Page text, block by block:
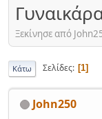
Ξεκίνησε από
Κάτω Σελίδες 1
John250